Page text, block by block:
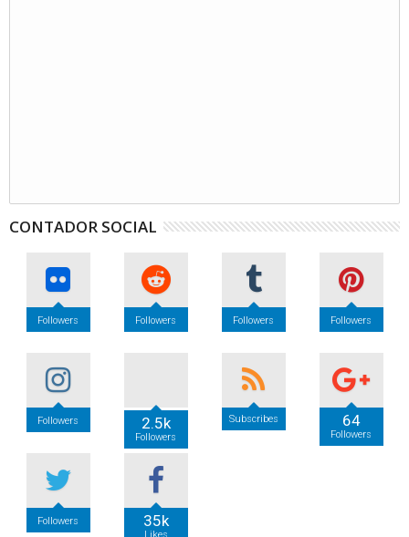
CONTADOR SOCIAL
Followers Followers Followers Followers
Followers 2.5k
Followers
Subscribes 64
Followers
Followers 35k